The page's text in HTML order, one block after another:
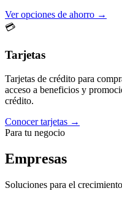
Ver opciones de ahorro →
💳
Tarjetas
Tarjetas de crédito para
acceso a beneficios y
crédito.
Conocer tarjetas →
Para tu negocio
Empresas
Soluciones para el